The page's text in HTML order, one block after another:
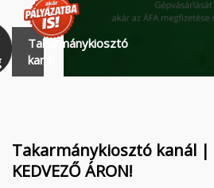
QUIVOGNE
Egyéb
Rólunk
Takarmánykiosztó
kanál
Takarmánykiosztó kanál |
KEDVEZŐ ÁRON!